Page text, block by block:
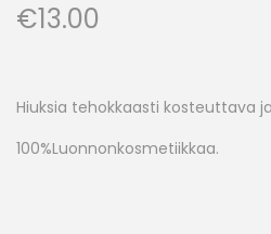
€13.00
Hiuksia tehokkaasti kosteuttava
100%Luonnonkosmetiikkaa.